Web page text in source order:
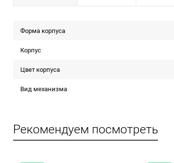
Форма корпуcа
Корпус
Цвет корпуса
Вид механизма
Рекомендуем посмотреть